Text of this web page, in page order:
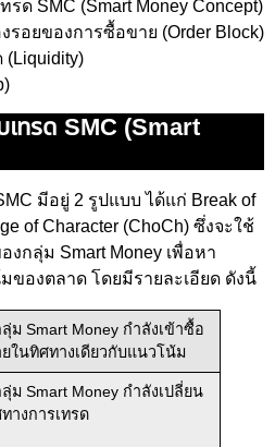
รด SMC (Smart Money Concept)
อยของการซื้อขาย (Order Block)
เทรด SMC (Smart
มีอยู่ 2 รูปแบบ ได้แก่ Break of
of Character (ChoCh) ซึ่งจะใช้
งกลุ่ม Smart Money เพื่อหา
ของตลาด โดยมีรายละเอียด ดังนี้
ลุ่ม Smart Money กำลังเข้าซื้อ
ในทิศทางเดียวกับแนวโน้ม
ลุ่ม Smart Money กำลังเปลี่ยน
างการเทรด